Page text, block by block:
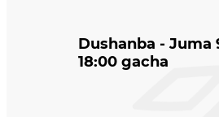
Dushanba - Juma
18:00 gacha